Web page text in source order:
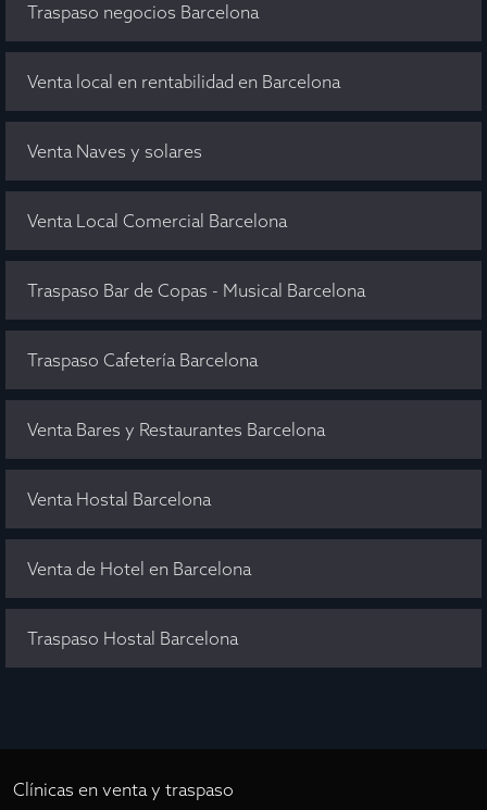
Traspaso negocios Barcelona
Venta local en rentabilidad en Barcelona
Venta Naves y solares
Venta Local Comercial Barcelona
Traspaso Bar de Copas - Musical Barcelona
Traspaso Cafetería Barcelona
Venta Bares y Restaurantes Barcelona
Venta Hostal Barcelona
Venta de Hotel en Barcelona
Traspaso Hostal Barcelona
Clínicas en venta y traspaso